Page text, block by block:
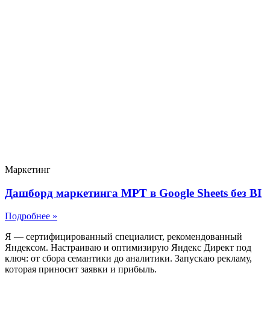
Маркетинг
Дашборд маркетинга МРТ в Google Sheets без BI
Подробнее »
Я — сертифицированный специалист, рекомендованный
Яндексом. Настраиваю и оптимизирую Яндекс Директ под
ключ: от сбора семантики до аналитики. Запускаю рекламу,
которая приносит заявки и прибыль.